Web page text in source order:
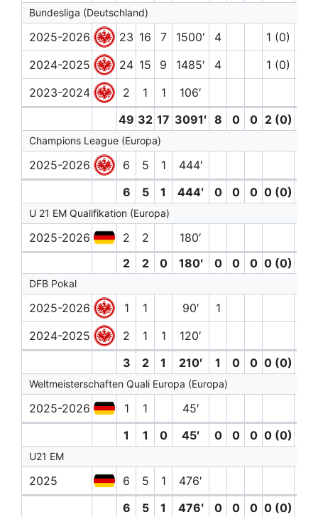
Bundesliga (Deutschland)
2025-2026 23 16 7 1500′ 4 1 (0)
2024-2025
24 15 9 1485′ 4 1 (0)
2023-2024
2 1 1
106′
49 32 17 3091′ 8 0 0 2 (0)
Champions League (Europa)
2025-2026 6 5 1
444′
6
5 1 444′ 0 0 0 0 (0)
U 21 EM Qualifikation (Europa)
2025-2026 2 2
180′
2
2 0 180′ 0 0 0 0 (0)
DFB Pokal
2025-2026 1 1 90′
1
2024-2025
2 1 1
120′
3
2 1 210′ 1 0 0 0 (0)
Weltmeisterschaften Quali Europa (Europa)
2025-2026 1 1
45′
1
1 0 45′ 0 0 0 0 (0)
U21 EM
2025 6 5 1 476′
6
5 1 476′ 0 0 0 0 (0)